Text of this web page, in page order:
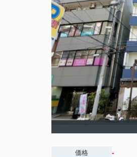
価格 -